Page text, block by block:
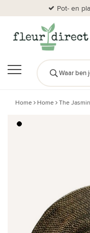
Pot- en
Home Home The